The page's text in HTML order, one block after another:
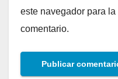
este navegador para
comentario.